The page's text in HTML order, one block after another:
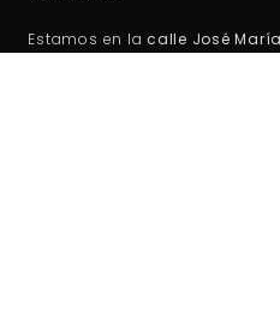
Estamos en la calle José